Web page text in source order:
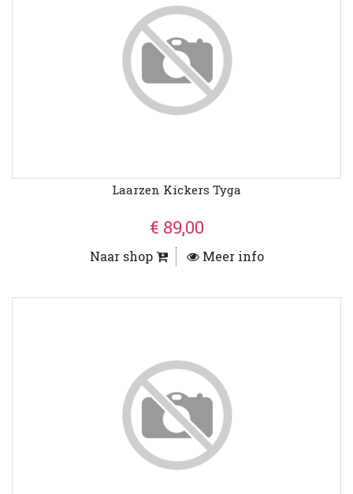
Laarzen Kickers Tyga
€ 89,00
Naar shop Meer info